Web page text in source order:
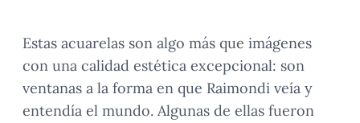
Estas acuarelas son algo más que imágenes
con una calidad estética excepcional: son
ventanas a la forma en que Raimondi veía y
entendía el mundo. Algunas de ellas fueron